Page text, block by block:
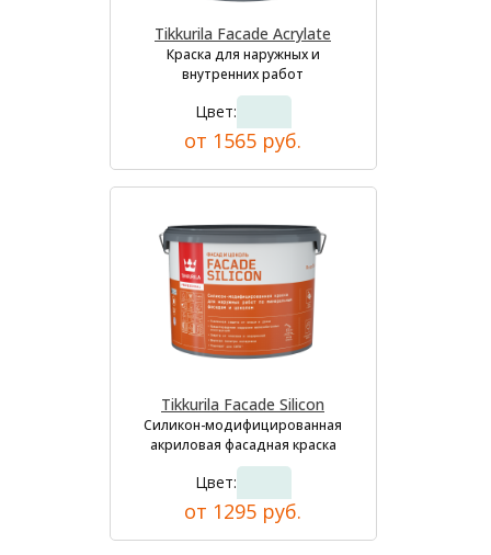
Tikkurila Facade Acrylate
Краска для наружных и
внутренних работ
Цвет:
от 1565 руб.
Tikkurila Facade Silicon
Силикон-модифицированная
акриловая фасадная краска
Цвет:
от 1295 руб.